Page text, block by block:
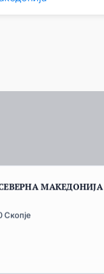
МАКЕДОНИЈА
Скопје